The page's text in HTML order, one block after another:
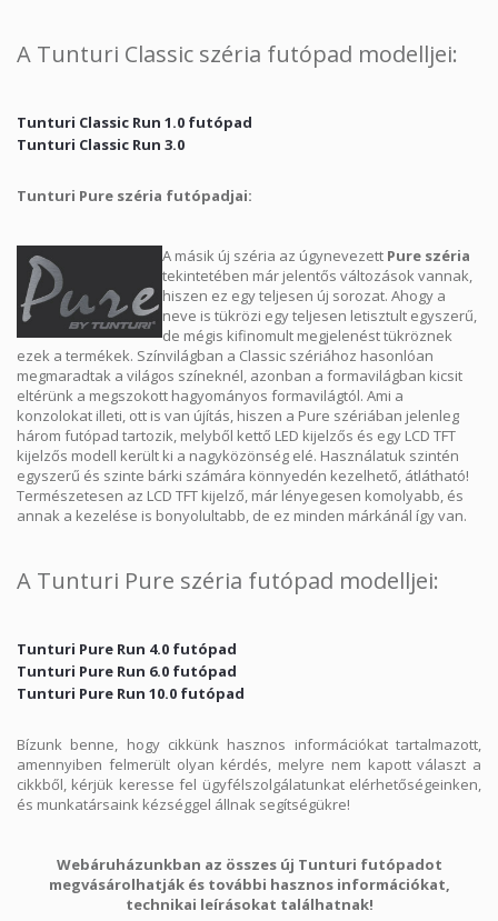
A Tunturi Classic széria futópad modelljei:
Tunturi Classic Run 1.0 futópad
Tunturi Classic Run 3.0
Tunturi Pure széria futópadjai:
A másik új széria az úgynevezett Pure széria
tekintetében már jelentős változások vannak,
hiszen ez egy teljesen új sorozat. Ahogy a
neve is tükrözi egy teljesen letisztult egyszerű,
de mégis kifinomult megjelenést tükröznek
ezek a termékek. Színvilágban a Classic szériához hasonlóan
megmaradtak a világos színeknél, azonban a formavilágban kicsit
eltérünk a megszokott hagyományos formavilágtól. Ami a
konzolokat illeti, ott is van újítás, hiszen a Pure szériában jelenleg
három futópad tartozik, melyből kettő LED kijelzős és egy LCD TFT
kijelzős modell került ki a nagyközönség elé. Használatuk szintén
egyszerű és szinte bárki számára könnyedén kezelhető, átlátható!
Természetesen az LCD TFT kijelző, már lényegesen komolyabb, és
annak a kezelése is bonyolultabb, de ez minden márkánál így van.
A Tunturi Pure széria futópad modelljei:
Tunturi Pure Run 4.0 futópad
Tunturi Pure Run 6.0 futópad
Tunturi Pure Run 10.0 futópad
Bízunk benne, hogy cikkünk hasznos információkat tartalmazott,
amennyiben felmerült olyan kérdés, melyre nem kapott választ a
cikkből, kérjük keresse fel ügyfélszolgálatunkat elérhetőségeinken,
és munkatársaink kézséggel állnak segítségükre!
Webáruházunkban az összes új Tunturi futópadot
megvásárolhatják és további hasznos információkat,
technikai leírásokat találhatnak!